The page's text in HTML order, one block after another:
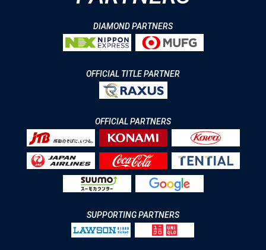
DIAMOND PARTNERS
OFFICIAL TITLE PARTNER
OFFICIAL PARTNERS
SUPPORTING PARTNERS